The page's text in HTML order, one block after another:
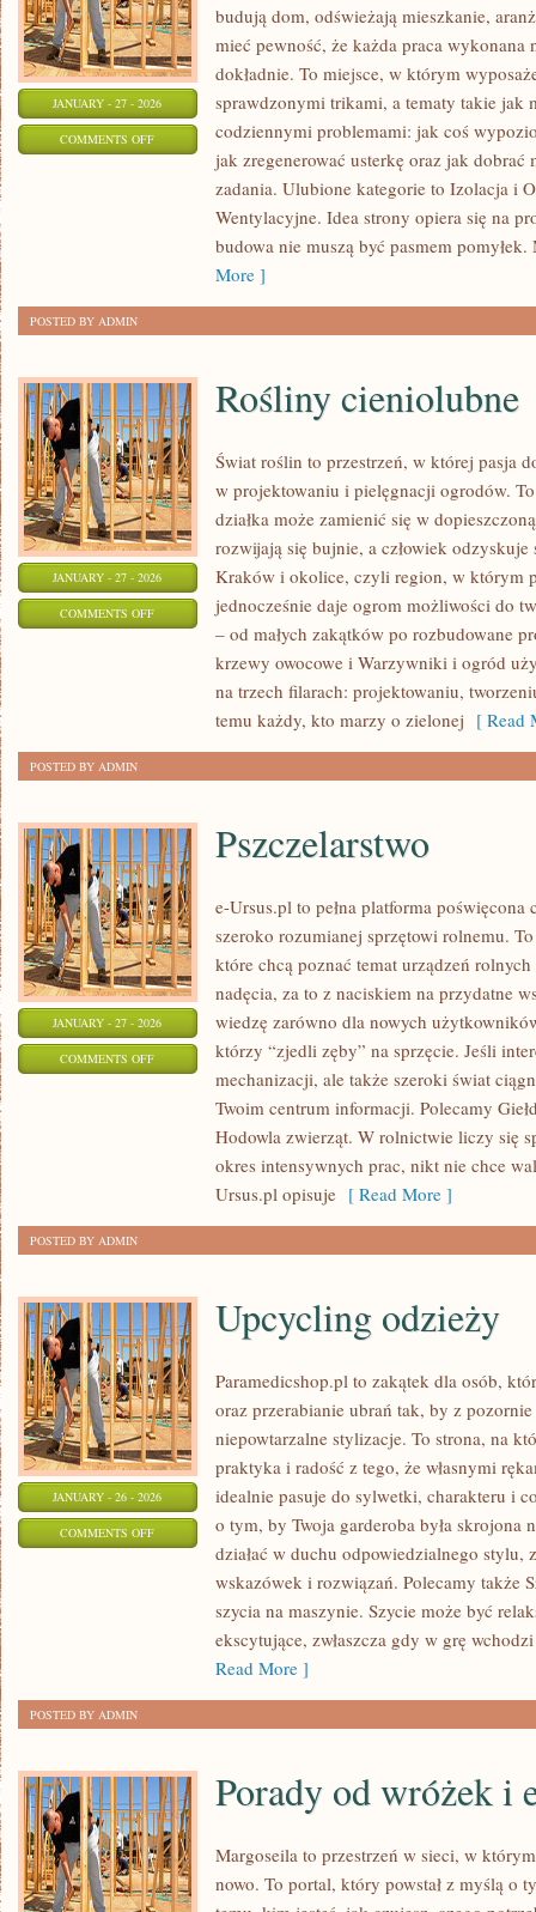
JANUARY - 27 - 2026
COMMENTS OFFON
BUDOWLANE
budują dom, odświeżają mieszkanie,
mieć pewność, że każda praca wykonana
dokładnie. To miejsce, w którym
sprawdzonymi trikami, a tematy takie jak
codziennymi problemami: jak coś
jak zregenerować usterkę oraz jak dobrać
zadania. Ulubione kategorie to Izolacja i
Wentylacyjne. Idea strony opiera się na
budowa nie muszą być pasmem pomyłek.
More ]
POSTED BY ADMIN
JANUARY - 27 - 2026
COMMENTS OFFON
CIENIOLUBNE
Rośliny cieniolubne
Świat roślin to przestrzeń, w której pasja
w projektowaniu i pielęgnacji ogrodów.
działka może zamienić się w
rozwijają się bujnie, a człowiek
Kraków i okolice, czyli region, w którym
jednocześnie daje ogrom możliwości do
– od małych zakątków po rozbudowane
krzewy owocowe i Warzywniki i ogród
na trzech filarach: projektowaniu,
temu każdy, kto marzy o zielonej [ Read
POSTED BY ADMIN
JANUARY - 27 - 2026
COMMENTS OFFON
PSZCZELARSTWO
Pszczelarstwo
e-Ursus.pl to pełna platforma
szeroko rozumianej sprzętowi rolnemu.
które chcą poznać temat urządzeń
nadęcia, za to z naciskiem na przydatne
wiedzę zarówno dla nowych
którzy “zjedli zęby” na sprzęcie. Jeśli
mechanizacji, ale także szeroki świat
Twoim centrum informacji. Polecamy
Hodowla zwierząt. W rolnictwie liczy się
okres intensywnych prac, nikt nie chce
Ursus.pl opisuje [ Read More ]
POSTED BY ADMIN
JANUARY - 26 - 2026
COMMENTS OFFON
UPCYCLING
Upcycling odzieży
Paramedicshop.pl to zakątek dla osób,
oraz przerabianie ubrań tak, by z
niepowtarzalne stylizacje. To strona, na
praktyka i radość z tego, że własnymi
idealnie pasuje do sylwetki, charakteru i
o tym, by Twoja garderoba była skrojona
działać w duchu odpowiedzialnego stylu,
wskazówek i rozwiązań. Polecamy także
szycia na maszynie. Szycie może być
ekscytujące, zwłaszcza gdy w grę
Read More ]
POSTED BY ADMIN
Porady od wróżek i
Margoseila to przestrzeń w sieci, w
nowo. To portal, który powstał z myślą o